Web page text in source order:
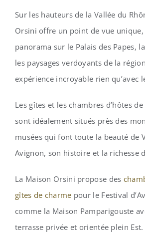
Sur les hauteurs de la Vallée du
Orsini offre un point de vue unique,
panorama sur le Palais des Papes,
les paysages verdoyants de la
expérience incroyable rien qu’avec
Les gîtes et les chambres d’hôtes
sont idéalement situés près des
musées qui font toute la beauté de
Avignon, son histoire et la richesse
La Maison Orsini propose des
gîtes de charme pour le Festival
comme la Maison Pamparigouste
terrasse privée et orientée plein